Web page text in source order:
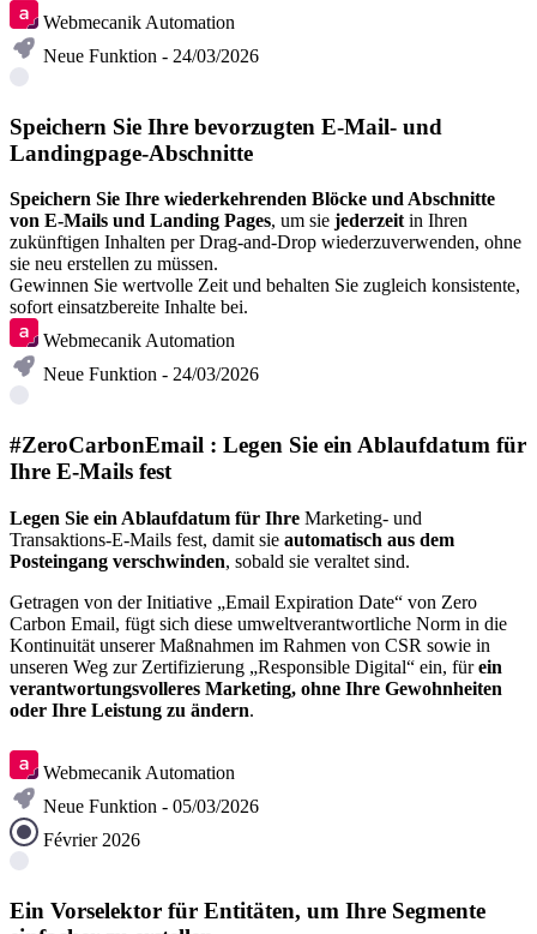
Webmecanik Automation
Neue Funktion - 24/03/2026
Speichern Sie Ihre bevorzugten E-Mail- und
Landingpage-Abschnitte
Speichern Sie Ihre wiederkehrenden Blöcke und Abschnitte
von E-Mails und Landing Pages, um sie jederzeit in Ihren
zukünftigen Inhalten per Drag-and-Drop wiederzuverwenden, ohne
sie neu erstellen zu müssen.
Gewinnen Sie wertvolle Zeit und behalten Sie zugleich konsistente,
sofort einsatzbereite Inhalte bei.
Webmecanik Automation
Neue Funktion - 24/03/2026
#ZeroCarbonEmail : Legen Sie ein Ablaufdatum für
Ihre E-Mails fest
Legen Sie ein Ablaufdatum für Ihre Marketing- und
Transaktions-E-Mails fest, damit sie automatisch aus dem
Posteingang verschwinden, sobald sie veraltet sind.
Getragen von der Initiative „Email Expiration Date“ von Zero
Carbon Email, fügt sich diese umweltverantwortliche Norm in die
Kontinuität unserer Maßnahmen im Rahmen von CSR sowie in
unseren Weg zur Zertifizierung „Responsible Digital“ ein, fürein
verantwortungsvolleres Marketing, ohne Ihre Gewohnheiten
oder Ihre Leistung zu ändern.
Webmecanik Automation
Neue Funktion - 05/03/2026
Février 2026
Ein Vorselektor für Entitäten, um Ihre Segmente